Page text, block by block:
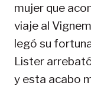
mujer que
viaje al
legó su
Lister
y esta acabo